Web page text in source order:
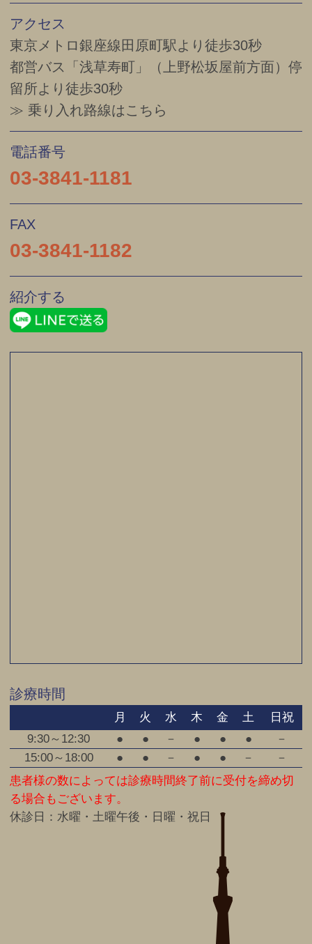
アクセス
東京メトロ銀座線 田原町駅より徒歩30秒
都営バス「浅草寿町」（上野松坂屋前方面）停
留所より徒歩30秒
≫ 乗り入れ路線はこちら
電話番号
03-3841-1181
FAX
03-3841-1182
紹介する
診療時間
患者様の数によっては診療時間終了前に受付を締め切
る場合もございます。
休診日：水曜・土曜午後・日曜・祝日
月 火 水 木 金 土
日祝
9:30～12:30
● ● － ● ● ●
－
15:00～18:00
● ● － ● ● － －